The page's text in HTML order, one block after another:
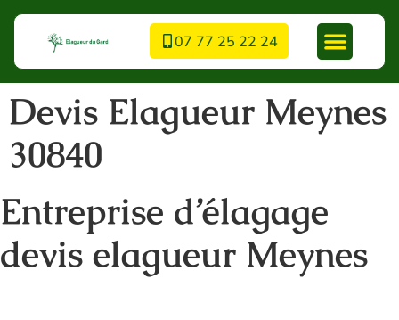
07 77 25 22 24
Devis Elagueur Meynes
30840
Entreprise d’élagage
devis elagueur Meynes